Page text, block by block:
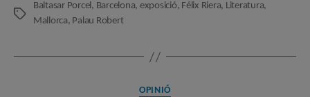
Etiquetes
Baltasar Porcel, Barcelona, exposició, Félix Riera, Literatura,
Mallorca, Palau Robert
Categories
OPINIÓ